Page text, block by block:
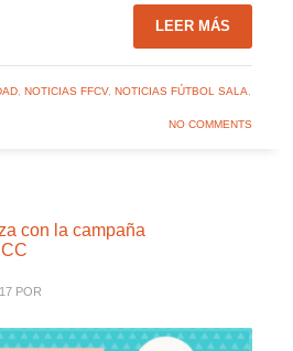
LEER MÁS
, NOTICIAS FFCV, NOTICIAS FÚTBOL SALA
NO COMMENTS
con la campaña
POR